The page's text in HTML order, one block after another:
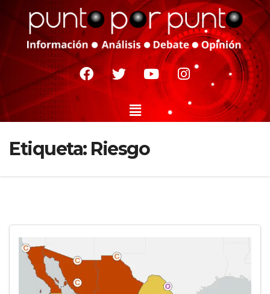
Etiqueta: Riesgo